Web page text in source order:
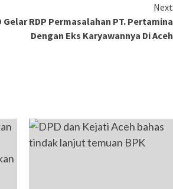
Next
Gelar RDP Permasalahan PT. Pertamina
Dengan Eks Karyawannya Di Aceh